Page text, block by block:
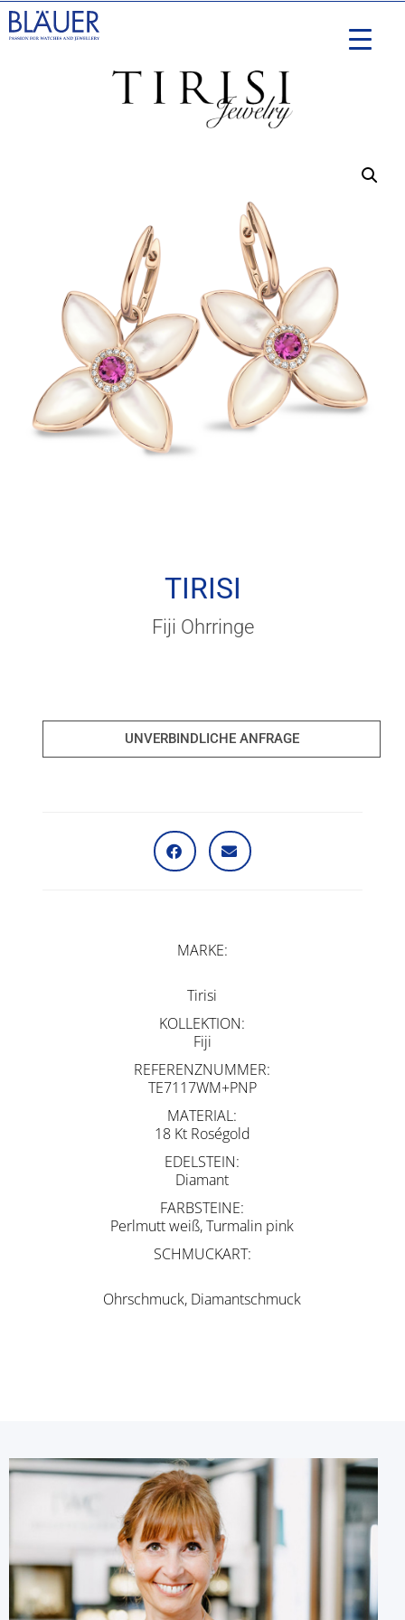
TIRISI
Fiji Ohrringe
UNVERBINDLICHE ANFRAGE
MARKE
Tirisi
KOLLEKTION
Fiji
REFERENZNUMMER
TE7117WM+PNP
MATERIAL
18 Kt Roségold
EDELSTEIN
Diamant
FARBSTEINE
Perlmutt weiß, Turmalin pink
SCHMUCKART
Ohrschmuck, Diamantschmuck